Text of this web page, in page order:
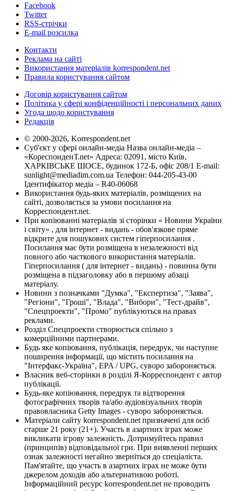
Facebook
Twitter
RSS-стрічки
E-mail розсилка
Контакти
Реклама на сайті
Використання матеріалів korrespondent.net
Правила користування сайтом
Договір користування сайтом
Політика у сфері конфіденційності і персональних даних
Угода щодо користування
Редакція
© 2000-2026, Korrespondent.net
Суб'єкт у сфері онлайн-медіа Назва онлайн-медіа –
«КореспонденТ.net» Адреса: 02091, місто Київ,
ХАРКІВСЬКЕ ШОСЕ, будинок 172-Б, офіс 208/1 E-mail:
sunlight@mediadim.com.ua Телефон: 044-205-43-00
Ідентифікатор медіа – R40-06068
Використання будь-яких матеріалів, розміщених на
сайті, дозволяється за умови посилання на
Корреспондент.net.
При копіюванні матеріалів зі сторінки « Новини України
і світу» , для інтернет - видань - обов'язкове пряме
відкрите для пошукових систем гіперпосилання .
Посилання має бути розміщена в незалежності від
повного або часткового використання матеріалів.
Гіперпосилання ( для інтернет - видань) - повинна бути
розміщена в підзаголовку або в першому абзаці
матеріалу.
Новини з позначками "Думка", "Експертиза", "Заява",
"Регіони", "Гроші", "Влада", "Вибори", "Тест-драйв",
"Спецпроекти", "Промо" публікуються на правах
реклами.
Розділ Спецпроекти створюється спільно з
комерційними партнерами.
Будь яке копіювання, публікація, передрук, чи наступне
поширення інформації, що містить посилання на
"Інтерфакс-Україна", EPA / UPG, суворо забороняється.
Власник веб-сторінки в розділі Я-Корреспондент є автор
публікації.
Будь-яке копіювання, передрук та відтворення
фотографічних творів та/або аудіовізуальних творів
правовласника Getty Images - суворо забороняється.
Матеріали сайту korrespondent.net призначені для осіб
старше 21 року (21+). Участь в азартних іграх може
викликати ігрову залежність. Дотримуйтесь правил
(принципів) відповідальної гри. При виявленні перших
ознак залежності негайно зверніться до спеціаліста.
Пам'ятайте, що участь в азартних іграх не може бути
джерелом доходів або альтернативою роботі.
Інформаційний ресурс korrespondent.net не проводить